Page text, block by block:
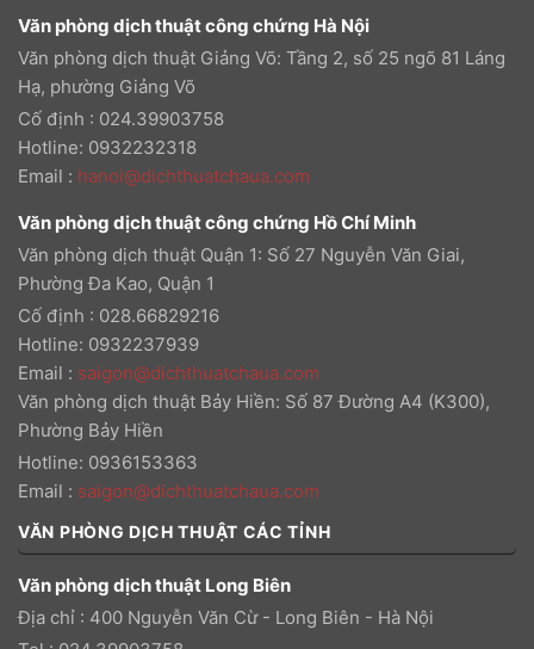
Văn phòng dịch thuật công chứng Hà Nội
Văn phòng dịch thuật Giảng Võ: Tầng 2, số 25 ngõ 81 Láng
Hạ, phường Giảng Võ
Cố định : 024.39903758
Hotline: 0932232318
Email : hanoi@dichthuatchaua.com
Văn phòng dịch thuật công chứng Hồ Chí Minh
Văn phòng dịch thuật Quận 1: Số 27 Nguyễn Văn Giai,
Phường Đa Kao, Quận 1
Cố định : 028.66829216
Hotline: 0932237939
Email : saigon@dichthuatchaua.com
Văn phòng dịch thuật Bảy Hiền: Số 87 Đường A4 (K300),
Phường Bảy Hiền
Hotline: 0936153363
Email : saigon@dichthuatchaua.com
VĂN PHÒNG DỊCH THUẬT CÁC TỈNH
Văn phòng dịch thuật Long Biên
Địa chỉ : 400 Nguyễn Văn Cừ - Long Biên - Hà Nội